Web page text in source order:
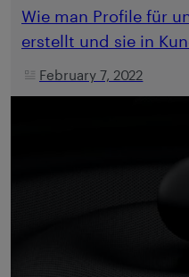
Wie man Profile für
erstellt und sie in
February 7, 2022